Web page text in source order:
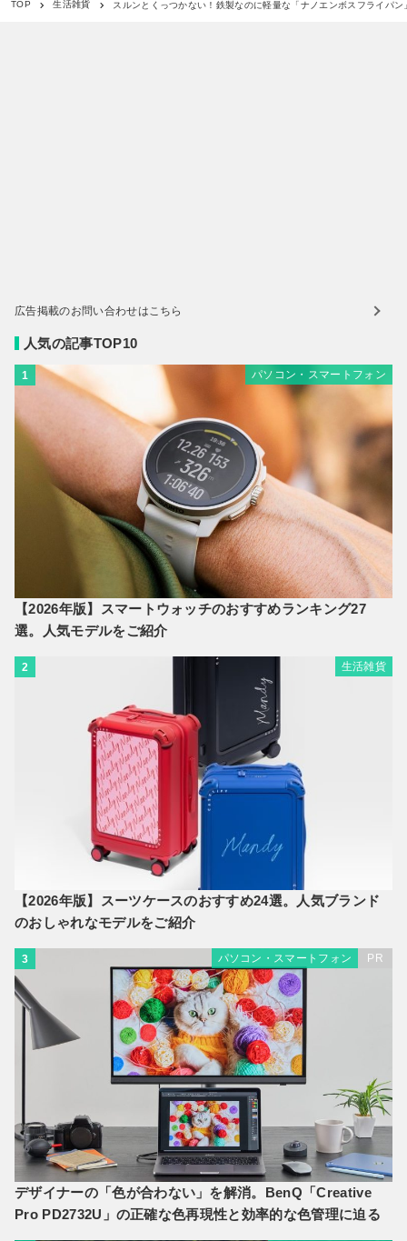
TOP 生活雑貨 スルンとくっつかない！鉄製なのに軽量な「ナノエンボスフライパン
広告掲載のお問い合わせはこちら
人気の記事TOP10
1 パソコン・スマートフォン
【2026年版】スマートウォッチのおすすめランキング27
選。人気モデルをご紹介
2 生活雑貨
【2026年版】スーツケースのおすすめ24選。人気ブランド
のおしゃれなモデルをご紹介
3 パソコン・スマートフォン PR
デザイナーの「色が合わない」を解消。BenQ「Creative
Pro PD2732U」の正確な色再現性と効率的な色管理に迫る